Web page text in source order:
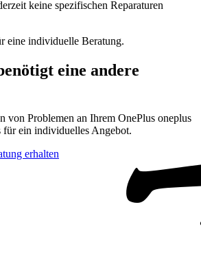
keine spezifischen Reparaturen
eine individuelle Beratung.
eine andere
von Problemen an Ihrem OnePlus oneplus
für ein individuelles Angebot.
erhalten